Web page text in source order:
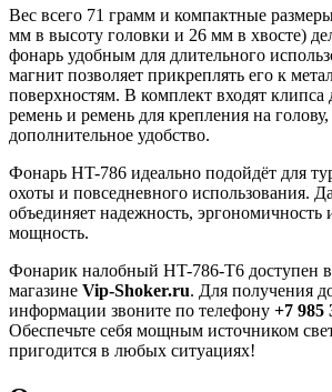
Вес всего 71 грамм и компактные
мм в высоту головки и 26 мм в хвосте)
фонарь удобным для длительного
магнит позволяет прикреплять его к
поверхностям. В комплект входят клипса
ремень и ремень для крепления на
дополнительное удобство.
Фонарь HT-786 идеально подойдёт для
охоты и повседневного использования.
объединяет надежность,
мощность.
Фонарик налобный HT-786-T6 доступен
магазине Vip-Shoker.ru. Для получения
информации звоните по телефону +7 985
Обеспечьте себя мощным источником
пригодится в любых ситуациях!